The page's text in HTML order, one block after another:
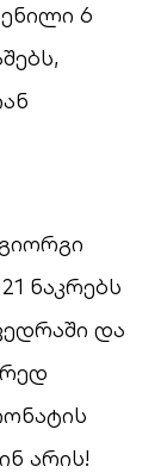
6
ნაკრებს
და
არის!